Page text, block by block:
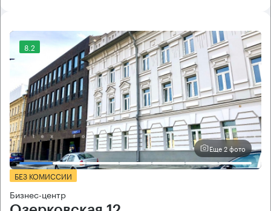
8.2
Еще 2 фото
БЕЗ КОМИССИИ
Бизнес-центр